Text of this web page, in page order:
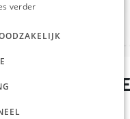
Saus Salsa
verder